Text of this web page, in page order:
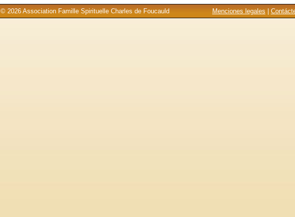
Menciones legales
© 2026 Association Famille Spirituelle Charles de Foucauld